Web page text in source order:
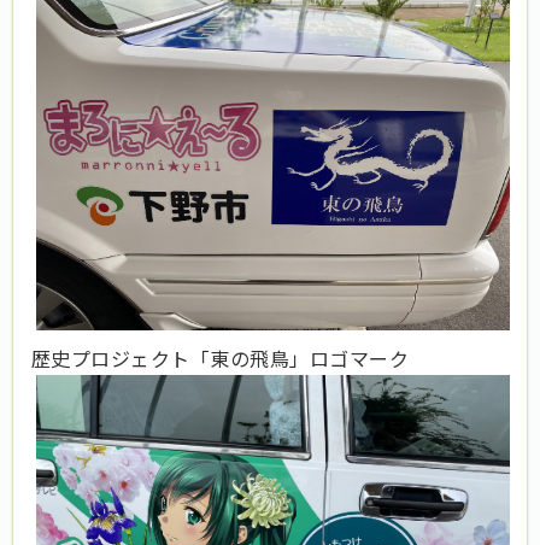
歴史プロジェクト「東の飛鳥」ロゴマーク